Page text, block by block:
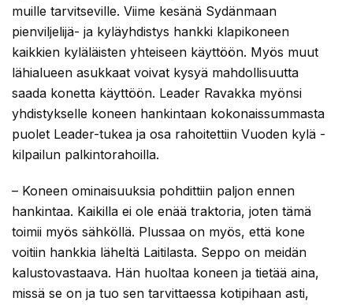
muille tarvitseville. Viime kesänä Sydänmaan
pienviljelijä- ja kyläyhdistys hankki klapikoneen
kaikkien kyläläisten yhteiseen käyttöön. Myös muut
lähialueen asukkaat voivat kysyä mahdollisuutta
saada konetta käyttöön. Leader Ravakka myönsi
yhdistykselle koneen hankintaan kokonaissummasta
puolet Leader-tukea ja osa rahoitettiin Vuoden kylä -
kilpailun palkintorahoilla.
– Koneen ominaisuuksia pohdittiin paljon ennen
hankintaa. Kaikilla ei ole enää traktoria, joten tämä
toimii myös sähköllä. Plussaa on myös, että kone
voitiin hankkia läheltä Laitilasta. Seppo on meidän
kalustovastaava. Hän huoltaa koneen ja tietää aina,
missä se on ja tuo sen tarvittaessa kotipihaan asti,